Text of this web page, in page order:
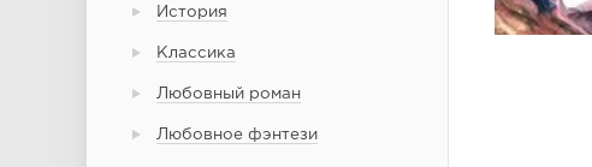
История
Классика
Любовный роман
Любовное фэнтези